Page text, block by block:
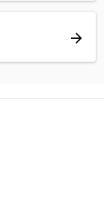
arrow_forward